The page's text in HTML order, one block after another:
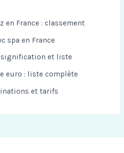
en France : classement
spa en France
signification et liste
euro : liste complète
et tarifs